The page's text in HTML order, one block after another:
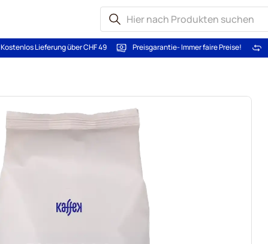
Kostenlos Lieferung über CHF 49 Preisgarantie- Immer faire Preise!